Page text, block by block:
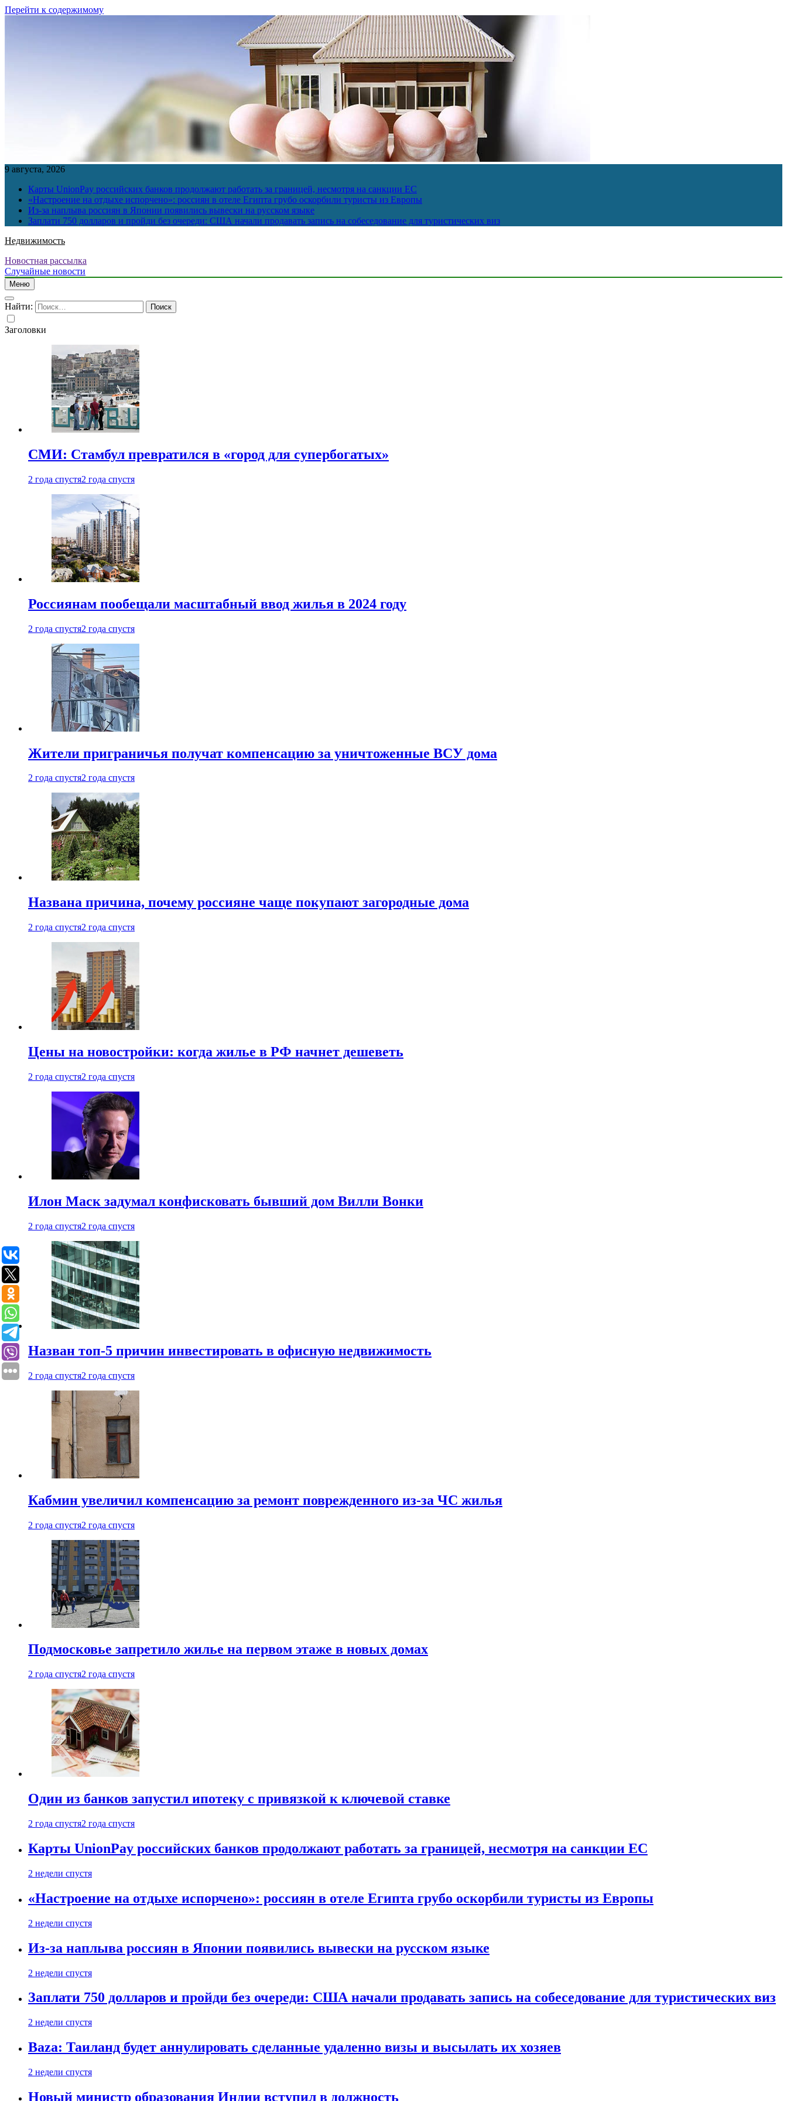
Перейти к содержимому
9 августа, 2026
Карты UnionPay российских банков продолжают работать за границей, несмотря на санкции ЕС
«Настроение на отдыхе испорчено»: россиян в отеле Египта грубо оскорбили туристы из Европы
Из-за наплыва россиян в Японии появились вывески на русском языке
Заплати 750 долларов и пройди без очереди: США начали продавать запись на собеседование для туристических виз
Недвижимость
Новостная рассылка
Случайные новости
Меню
Найти:
Заголовки
СМИ: Стамбул превратился в «город для супербогатых»
2 года спустя2 года спустя
Россиянам пообещали масштабный ввод жилья в 2024 году
2 года спустя2 года спустя
Жители приграничья получат компенсацию за уничтоженные ВСУ дома
2 года спустя2 года спустя
Названа причина, почему россияне чаще покупают загородные дома
2 года спустя2 года спустя
Цены на новостройки: когда жилье в РФ начнет дешеветь
2 года спустя2 года спустя
Илон Маск задумал конфисковать бывший дом Вилли Вонки
2 года спустя2 года спустя
Назван топ-5 причин инвестировать в офисную недвижимость
2 года спустя2 года спустя
Кабмин увеличил компенсацию за ремонт поврежденного из-за ЧС жилья
2 года спустя2 года спустя
Подмосковье запретило жилье на первом этаже в новых домах
2 года спустя2 года спустя
Один из банков запустил ипотеку с привязкой к ключевой ставке
2 года спустя2 года спустя
Карты UnionPay российских банков продолжают работать за границей, несмотря на санкции ЕС
2 недели спустя
«Настроение на отдыхе испорчено»: россиян в отеле Египта грубо оскорбили туристы из Европы
2 недели спустя
Из-за наплыва россиян в Японии появились вывески на русском языке
2 недели спустя
Заплати 750 долларов и пройди без очереди: США начали продавать запись на собеседование для туристических виз
2 недели спустя
Baza: Таиланд будет аннулировать сделанные удаленно визы и высылать их хозяев
2 недели спустя
Новый министр образования Индии вступил в должность